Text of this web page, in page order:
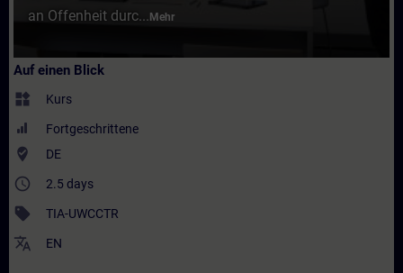
an Offenheit durc... Mehr
Auf einen Blick
widgets Kurs
Fortgeschrittene
where_to_vote DE
access_time 2.5 days
sell TIA-UWCCTR
translate EN